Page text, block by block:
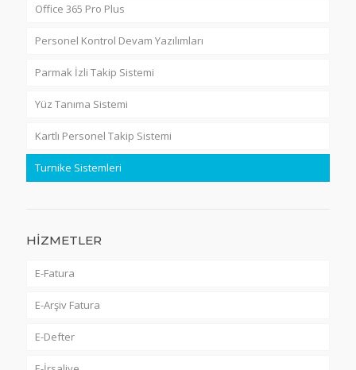
Office 365 Pro Plus
Personel Kontrol Devam Yazılımları
Parmak İzli Takip Sistemi
Yüz Tanıma Sistemi
Kartlı Personel Takip Sistemi
Turnike Sistemleri
HİZMETLER
E-Fatura
E-Arşiv Fatura
E-Defter